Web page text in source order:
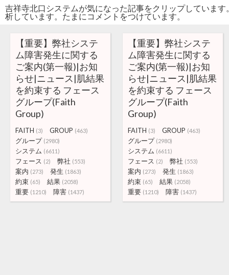
吉祥寺北口システムが気になった記事をクリップしていま
析しています。たまにコメントをつけています。
【重要】弊社システ
ム障害発生に関する
ご案内(第一報)|お知
らせ|ニュース|肌結果
を約束する フェース
グループ(Faith
Group)
FAITH (3) GROUP (463)
グループ (2980)
システム (6611)
フェース (2) 弊社 (553)
案内 (273) 発生 (1863)
約束 (65) 結果 (2058)
重要 (1210) 障害 (1437)
【重要】弊社システ
ム障害発生に関する
ご案内(第一報)|お知
らせ|ニュース|肌結果
を約束する フェース
グループ(Faith
Group)
FAITH (3) GROUP (463)
グループ (2980)
システム (6611)
フェース (2) 弊社 (553)
案内 (273) 発生 (1863)
約束 (65) 結果 (2058)
重要 (1210) 障害 (1437)